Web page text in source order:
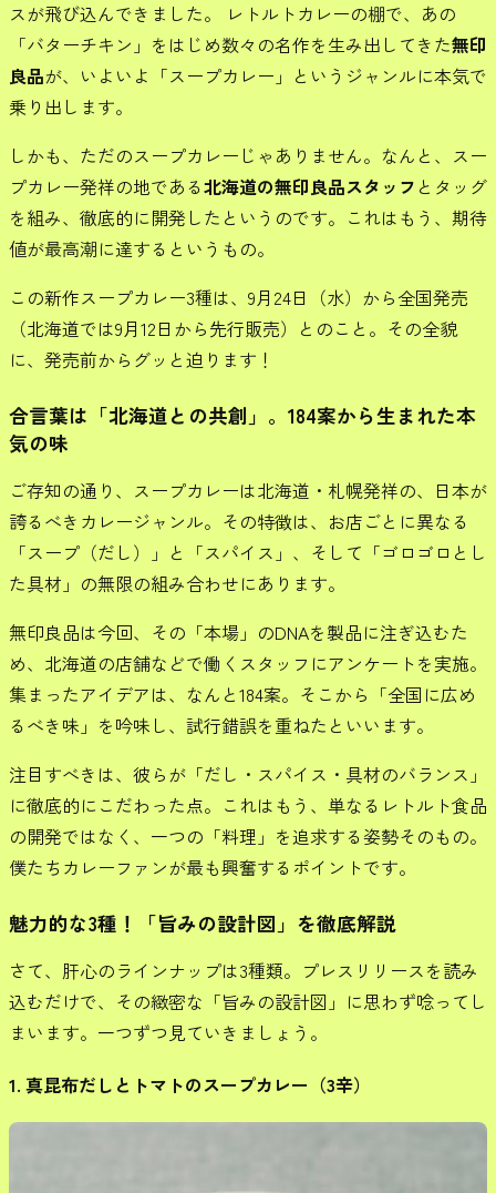
スが飛び込んできました。 レトルトカレーの棚で、あの
「バターチキン」をはじめ数々の名作を生み出してきた無印
良品が、いよいよ「スープカレー」というジャンルに本気で
乗り出します。
しかも、ただのスープカレーじゃありません。なんと、スー
プカレー発祥の地である北海道の無印良品スタッフ とタッグ
を組み、徹底的に開発したというのです。これはもう、期待
値が最高潮に達するというもの。
この新作スープカレー3種は、9月24日（水）から全国発売
（北海道では9月12日から先行販売）とのこと。その全貌
に、発売前からグッと迫ります！
合言葉は「北海道との共創」。184案から生まれた本
気の味
ご存知の通り、スープカレーは北海道・札幌発祥の、日本が
誇るべきカレージャンル。その特徴は、お店ごとに異なる
「スープ（だし）」と「スパイス」、そして「ゴロゴロとし
た具材」の無限の組み合わせにあります。
無印良品は今回、その「本場」のDNAを製品に注ぎ込むた
め、北海道の店舗などで働くスタッフにアンケートを実施。
集まったアイデアは、なんと184案。そこから「全国に広め
るべき味」を吟味し、試行錯誤を重ねたといいます。
注目すべきは、彼らが「だし・スパイス・具材のバランス」
に徹底的にこだわった点。これはもう、単なるレトルト食品
の開発ではなく、一つの「料理」を追求する姿勢そのもの。
僕たちカレーファンが最も興奮するポイントです。
魅力的な3種！「旨みの設計図」を徹底解説
さて、肝心のラインナップは3種類。プレスリリースを読み
込むだけで、その緻密な「旨みの設計図」に思わず唸ってし
まいます。一つずつ見ていきましょう。
1. 真昆布だしとトマトのスープカレー（3辛）